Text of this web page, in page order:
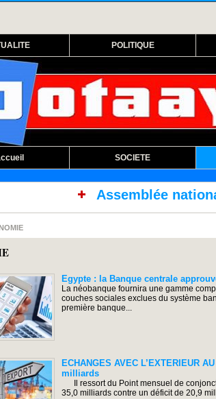
POLITIQUE
SOCIETE
nationale : ouverture
Egypte : la Banque centrale
La néobanque fournira une gamme
couches sociales exclues du système
première banque...
ECHANGES AVEC L’EXTERIEUR
milliards
Il ressort du Point mensuel de
35,0 milliards contre un déficit de 20,9